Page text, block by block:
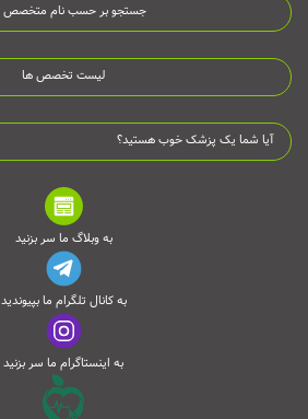
جستجو بر حسب نام متخصص
لیست تخصص ها
آیا شما یک پزشک خوب هستید؟
به وبلاگ ما سر بزنید
به کانال تلگرام ما بپیوندید
به اینستاگرام ما سر بزنید